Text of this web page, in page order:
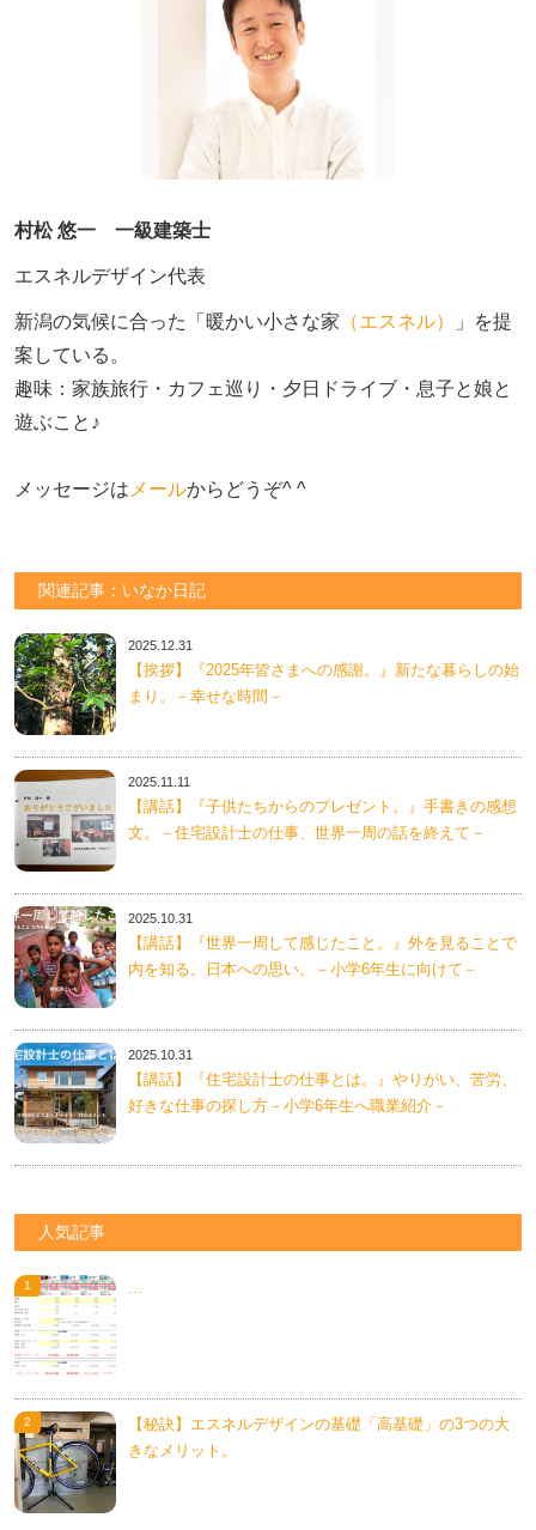
村松 悠一 一級建築士
エスネルデザイン代表
新潟の気候に合った「暖かい小さな家 （エスネル）
」を提
案している。
趣味：家族旅行・カフェ巡り・夕日ドライブ・息子と娘と
遊ぶこと♪
メッセージは メールからどうぞ^ ^
関連記事：いなか日記
2025.12.31
【挨拶】『2025年皆さまへの感謝。』新たな暮らしの始
まり。－幸せな時間－
2025.11.11
【講話】『子供たちからのプレゼント。』手書きの感想
文。－住宅設計士の仕事、世界一周の話を終えて－
2025.10.31
【講話】『世界一周して感じたこと。』外を見ることで
内を知る。日本への思い。－小学6年生に向けて－
2025.10.31
【講話】『住宅設計士の仕事とは。』やりがい、苦労、
好きな仕事の探し方－小学6年生へ職業紹介－
人気記事
...
【秘訣】エスネルデザインの基礎「高基礎」の3つの大
きなメリット。